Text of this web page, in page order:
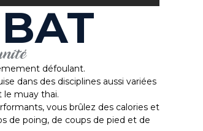
défoulant.
dans des disciplines aussi variées
le muay thai.
vous brûlez des calories et
de poing, de coups de pied et de